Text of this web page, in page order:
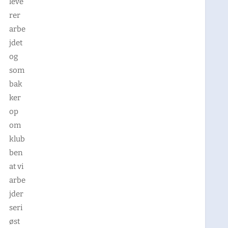
rer
arbe
jdet
og
som
bak
ker
op
om
klub
ben
at vi
arbe
jder
seri
øst